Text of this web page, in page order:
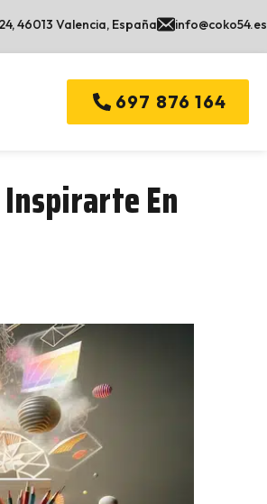
46013 Valencia, España info@coko54.es
697 876 164
Inspirarte En